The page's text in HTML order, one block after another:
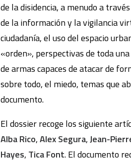
de la disidencia, a menudo a
de la información y la vigilancia
ciudadanía, el uso del espacio
«orden», perspectivas de toda
de armas capaces de atacar de
sobre todo, el miedo, temas que
documento.
El dossier recoge los siguiente
Alba Rico,Alex Segura,Jean-
Hayes, Tica Font. El documento